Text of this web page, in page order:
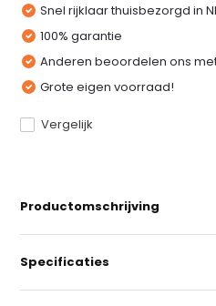
Snel rijklaar thuisbezorgd in
100% garantie
Anderen beoordelen ons
Grote eigen voorraad!
Vergelijk
Productomschrijving
Specificaties